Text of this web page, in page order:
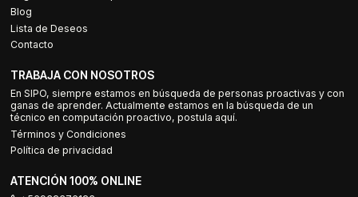
Blog
Lista de Deseos
Contacto
TRABAJA CON NOSOTROS
En SIPO, siempre estamos en búsqueda de personas proactivas y con
ganas de aprender. Actualmente estamos en la búsqueda de un
técnico en computación proactivo, postula aquí.
Términos y Condiciones
Política de privacidad
ATENCIÓN 100% ONLINE